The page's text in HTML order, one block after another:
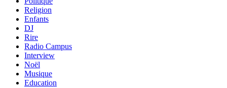
Religion
Enfants
DJ
Rire
Radio Campus
Interview
Noël
Musique
Education